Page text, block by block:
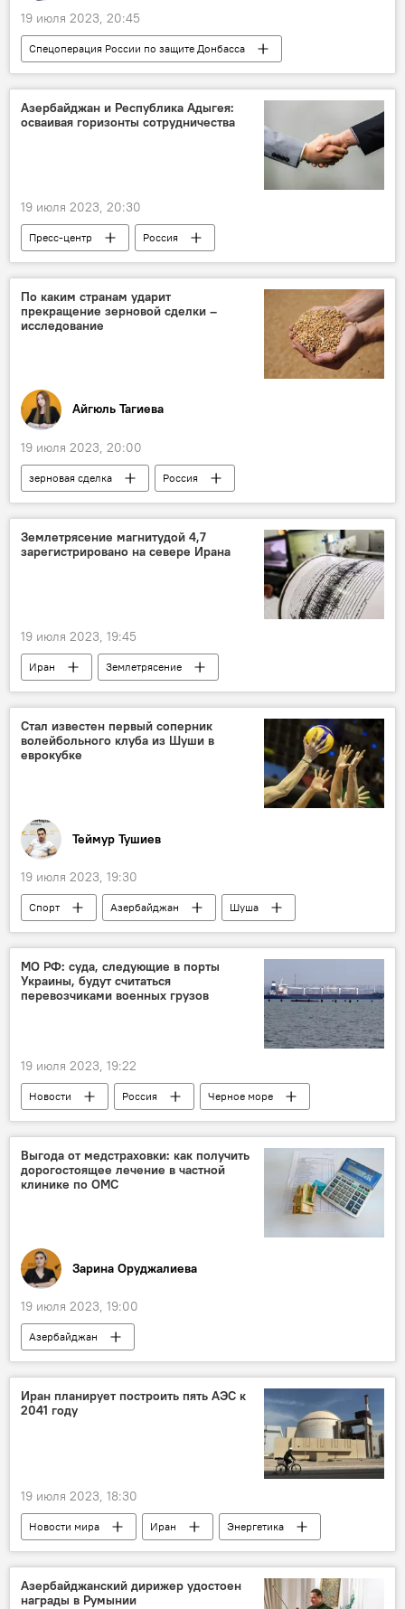
19 июля 2023, 20:45
Спецоперация России по защите Донбасса
Россия
СВО ВСУ
Украина
Черное море
Азербайджан и Республика Адыгея:
осваивая горизонты сотрудничества
19 июля 2023, 20:30
Пресс-центр
Россия
Республика Адыгея
Азербайджан
По каким странам ударит
прекращение зерновой сделки –
исследование
Айгюль Тагиева
19 июля 2023, 20:00
зерновая сделка
Россия
Экономика
Украина
Инфляция
Продовольственная безопасность
Африка
Землетрясение магнитудой 4,7
зарегистрировано на севере Ирана
19 июля 2023, 19:45
Иран
Землетрясение
Новости мира
Стал известен первый соперник
волейбольного клуба из Шуши в
еврокубке
Теймур Тушиев
19 июля 2023, 19:30
Спорт Азербайджан
Шуша
Волейбол
Клуб
Кубок Челлендж
соперник
МО РФ: суда, следующие в порты
Украины, будут считаться
перевозчиками военных грузов
19 июля 2023, 19:22
Новости Россия
Черное море
Министерство обороны
Украина
зерновая сделка
СВО
Выгода от медстраховки: как получить
дорогостоящее лечение в частной
клинике по ОМС
Зарина Оруджалиева
19 июля 2023, 19:00
Азербайджан
Государственное агентство по обязательному медицинскому страхованию
медстраховка
Условия
Общество
Эксклюзивы
Иран планирует построить пять АЭС к
2041 году
19 июля 2023, 18:30
Новости мира Иран
Энергетика
АЭС
Азербайджанский дирижер удостоен
награды в Румынии